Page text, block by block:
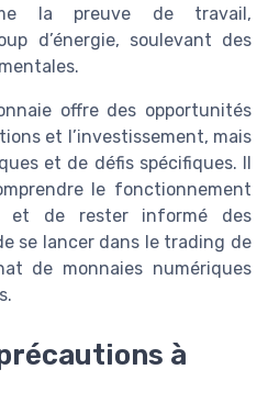
la preuve de travail,
d’énergie, soulevant des
offre des opportunités
et l’investissement, mais
et de défis spécifiques. Il
le fonctionnement
et de rester informé des
se lancer dans le trading de
de monnaies numériques
à